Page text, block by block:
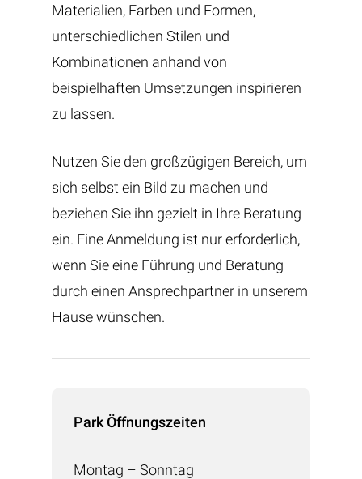
Materialien, Farben und Formen,
unterschiedlichen Stilen und
Kombinationen anhand von
beispielhaften Umsetzungen inspirieren
zu lassen.
Nutzen Sie den großzügigen Bereich, um
sich selbst ein Bild zu machen und
beziehen Sie ihn gezielt in Ihre Beratung
ein. Eine Anmeldung ist nur erforderlich,
wenn Sie eine Führung und Beratung
durch einen Ansprechpartner in unserem
Hause wünschen.
Park Öffnungszeiten
Montag – Sonntag